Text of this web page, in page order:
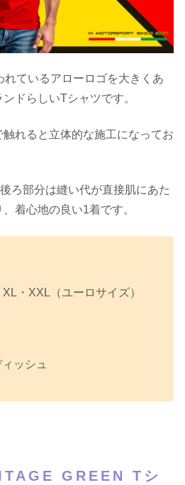
れているアローロゴを大きくあ
ドらしいTシャツです。
れると立体的な施工になってお
ろ部分は縫い代が直接肌にあた
着心地の良い1着です。
・XXL（ユーロサイズ）
ッシュ
GREEN Tシ